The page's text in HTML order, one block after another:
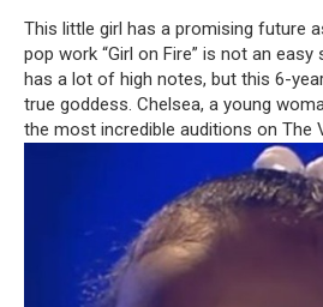
This little girl has a promising future
pop work “Girl on Fire” is not an
has a lot of high notes, but this 6-
true goddess. Chelsea, a young
the most incredible auditions on The